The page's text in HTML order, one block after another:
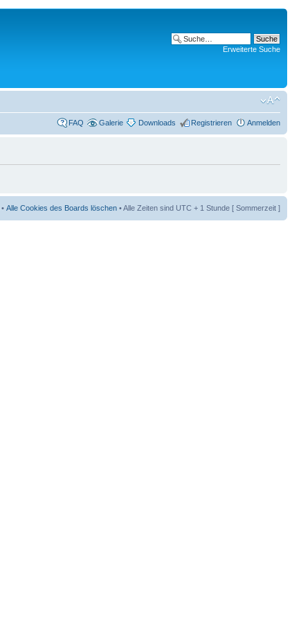
Erweiterte Suche
FAQ Galerie Downloads Registrieren Anmelden
• Alle Cookies des Boards löschen • Alle Zeiten sind UTC + 1 Stunde [ Sommerzeit ]